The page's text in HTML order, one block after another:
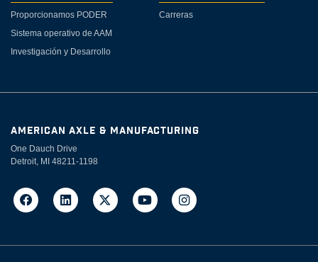
Proporcionamos PODER
Sistema operativo de AAM
Investigación y Desarrollo
Carreras
AMERICAN AXLE & MANUFACTURING
One Dauch Drive
Detroit, MI 48211-1198